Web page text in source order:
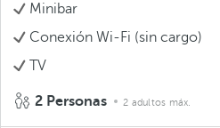
Minibar
Conexión Wi-Fi (sin cargo)
TV
2 Personas 2 adultos máx.